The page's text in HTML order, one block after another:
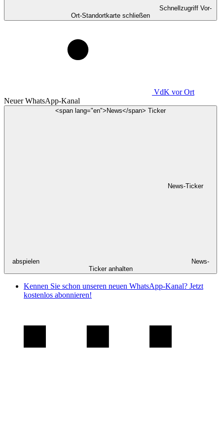
Schnellzugriff Vor-
Ort-Standortkarte schließen
VdK vor Ort
Neuer WhatsApp-Kanal
<span lang="en">News</span> Ticker
News-Ticker
abspielen
News-
Ticker anhalten
Kennen Sie schon unseren neuen WhatsApp-Kanal? Jetzt
kostenlos abonnieren!